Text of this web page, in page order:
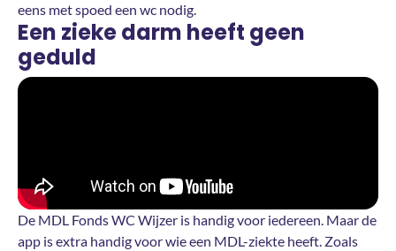
eens met spoed een wc nodig.
Een zieke darm heeft geen
geduld
De MDL Fonds WC Wijzer is handig voor iedereen. Maar de
app is extra handig voor wie een MDL-ziekte heeft. Zoals